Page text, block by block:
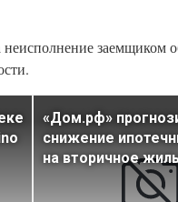
заемщиком
«Дом.рф»
снижение
на вторичное